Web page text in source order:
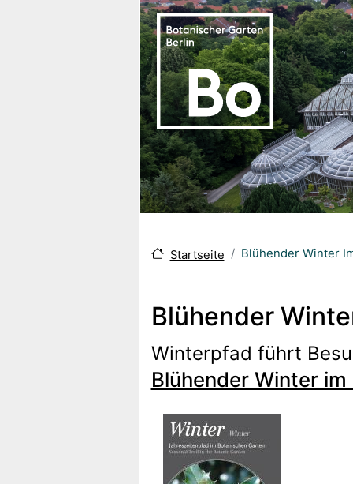
Startseite Blühender Winter
Blühender
Winterpfad führt
Blühender Winter